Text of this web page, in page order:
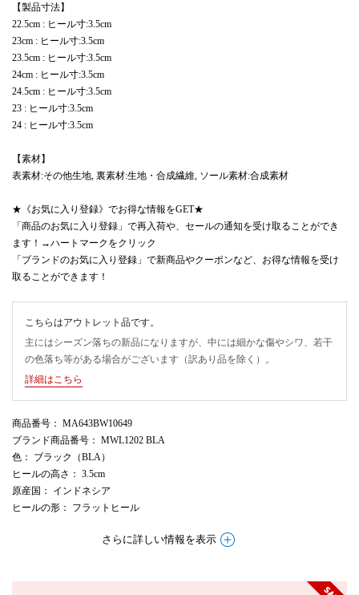
【製品寸法】
22.5cm : ヒール寸:3.5cm
23cm : ヒール寸:3.5cm
23.5cm : ヒール寸:3.5cm
24cm : ヒール寸:3.5cm
24.5cm : ヒール寸:3.5cm
23 : ヒール寸:3.5cm
24 : ヒール寸:3.5cm
【素材】
表素材:その他生地, 裏素材:生地・合成繊維, ソール素材:合成素材
★《お気に入り登録》でお得な情報をGET★
「商品のお気に入り登録」で再入荷や、セールの通知を受け取ることができ
ます！→ハートマークをクリック
「ブランドのお気に入り登録」で新商品やクーポンなど、お得な情報を受け
取ることができます！
こちらはアウトレット品です。
主にはシーズン落ちの新品になりますが、中には細かな傷やシワ、若干
の色落ち等がある場合がございます（訳あり品を除く）。
詳細はこちら
商品番号 ： MA643BW10649
ブランド商品番号 ： MWL1202 BLA
色 ： ブラック（BLA）
ヒールの高さ ： 3.5cm
原産国 ： インドネシア
ヒールの形 ： フラットヒール
さらに詳しい情報を表示